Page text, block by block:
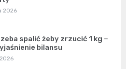
2026
spalić żeby zrzucić 1 kg –
bilansu